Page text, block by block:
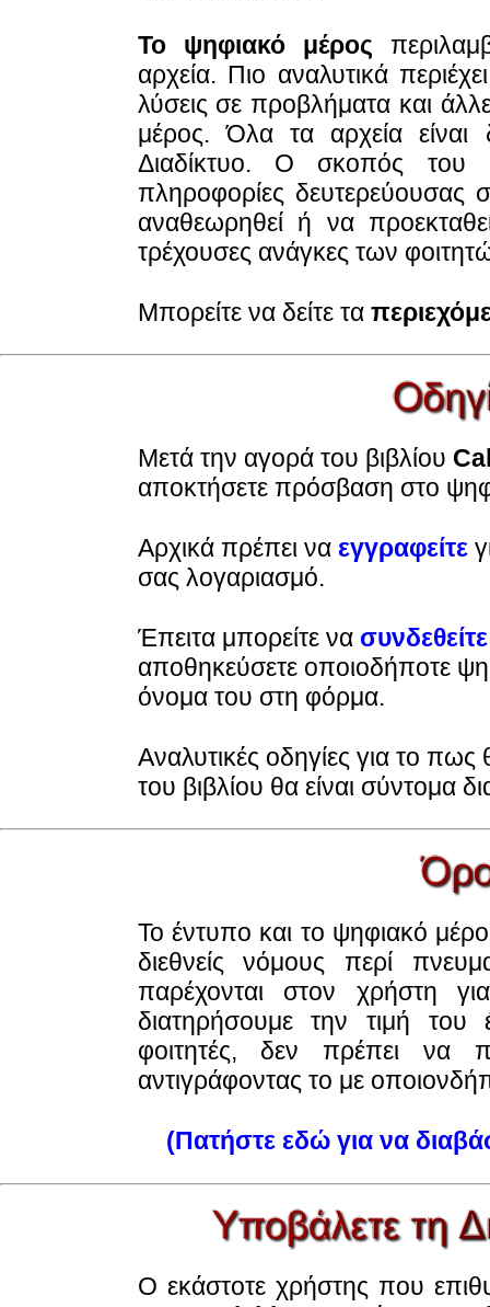
Το ψηφιακό μέρος
αρχεία. Πιο αναλυτικά
λύσεις σε προβλήματα και
μέρος. Όλα τα αρχεία
Διαδίκτυο. Ο σκοπός του
πληροφορίες δευτερεύουσας
αναθεωρηθεί ή να
τρέχουσες ανάγκες των
Μπορείτε να δείτε τα
Μετά την αγορά του βιβλίου
αποκτήσετε πρόσβαση στο
Αρχικά πρέπει να εγγραφείτε
σας λογαριασμό.
Έπειτα μπορείτε να συνδεθείτε
αποθηκεύσετε οποιοδήποτε
όνομα του στη φόρμα.
Αναλυτικές οδηγίες για το
του βιβλίου θα είναι σύντομα
Το έντυπο και το ψηφιακό
διεθνείς νόμους περί
παρέχονται στον χρήστη
διατηρήσουμε την τιμή
φοιτητές, δεν πρέπει να
αντιγράφοντας το με
(Πατήστε εδώ για να
Ο εκάστοτε χρήστης που